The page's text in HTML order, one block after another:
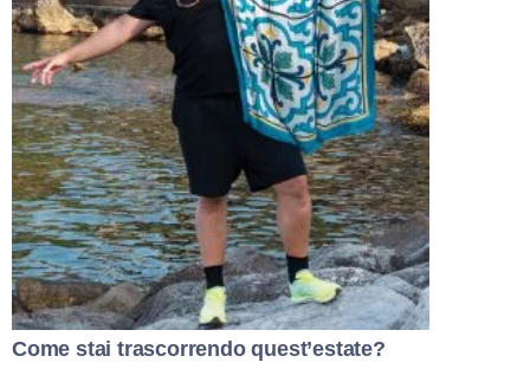
Come stai trascorrendo quest’estate?